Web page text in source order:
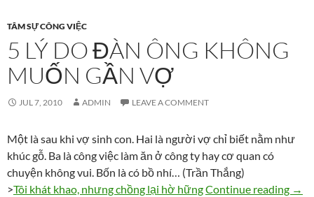
TÂM SỰ CÔNG VIỆC
5 LÝ DO ĐÀN ÔNG KHÔNG
MUỐN GẦN VỢ
JUL 7, 2010 ADMIN LEAVE A COMMENT
Một là sau khi vợ sinh con. Hai là người vợ chỉ biết nằm như
khúc gỗ. Ba là công việc làm ăn ở công ty hay cơ quan có
chuyện không vui. Bốn là có bồ nhí… (Trần Thắng)
>Tôi khát khao, nhưng chồng lại hờ hữngContinue reading 5 lý
→